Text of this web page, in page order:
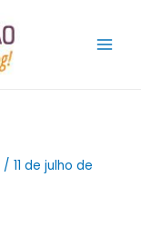
/11 de julho de